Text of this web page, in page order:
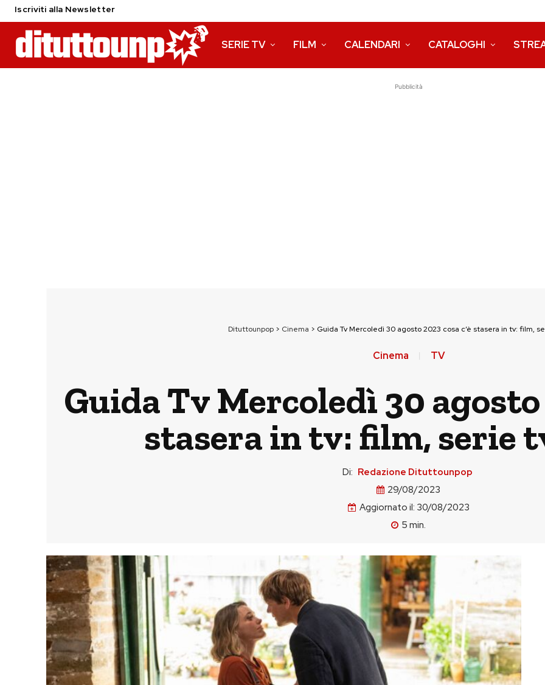
Iscriviti alla Newsletter
SERIE TV FILM CALENDARI CATALOGHI
Pubblicità
Dituttounpop > Cinema > Guida Tv Mercoledì 30 agosto 2023 cosa c’è stasera in tv: film,
Cinema TV
Guida Tv Mercoledì 30 agosto
stasera in tv: film, serie
Di: Redazione Dituttounpop
29/08/2023
Aggiornato il: 30/08/2023
5 min.